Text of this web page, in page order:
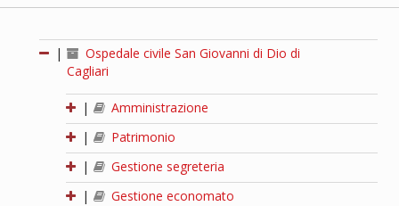
|
Ospedale civile San Giovanni di Dio di
Cagliari
|
Amministrazione
|
Patrimonio
|
Gestione segreteria
|
Gestione economato